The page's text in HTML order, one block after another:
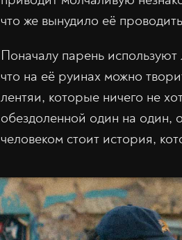
что же вынудило её
Поначалу парень используют
что на её руинах можно
лентяи, которые ничего не
обездоленной один на один,
человеком стоит история,